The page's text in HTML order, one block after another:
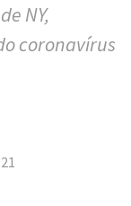
NY,
coronavírus